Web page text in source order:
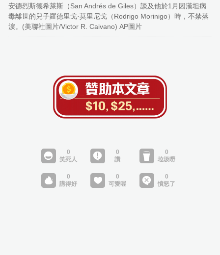
安德烈斯德希萊斯（San Andrés de Giles）談及他於1月因漢坦病
毒離世的兒子羅德里戈·莫里尼戈（Rodrigo Morinigo）時，不禁落
淚。(美聯社圖片/Victor R. Caivano) AP圖片